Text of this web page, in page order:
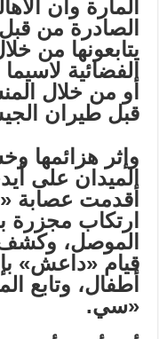
المارة وان
الصادرة من قبل
يتابعونها من
الفضائية لاسيما
أو من خلال
قبل طيران
وإثر هزائمها
الميدان على
أقدمت عصابة
ارتكاب
الموصل،
أطفال، وتابع
«سي.